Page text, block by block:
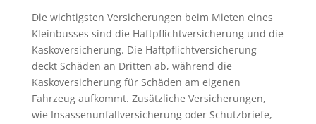
Die wichtigsten Versicherungen beim Mieten eines
Kleinbusses sind die Haftpflichtversicherung und die
Kaskoversicherung. Die Haftpflichtversicherung
deckt Schäden an Dritten ab, während die
Kaskoversicherung für Schäden am eigenen
Fahrzeug aufkommt. Zusätzliche Versicherungen,
wie Insassenunfallversicherung oder Schutzbriefe,